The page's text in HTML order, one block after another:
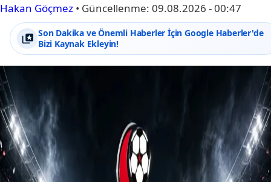
Hakan Göçmez • Güncellenme: 09.08.2026 - 00:47
Son Dakika ve Önemli Haberler İçin Google Haberler'de
Bizi Kaynak Ekleyin!